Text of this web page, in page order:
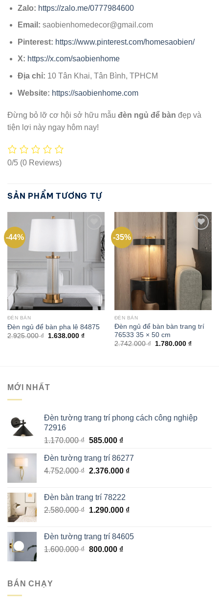
Zalo: https://zalo.me/0777984600
Email: saobienhomedecor@gmail.com
Pinterest: https://www.pinterest.com/homesaobien/
X: https://x.com/saobienhome
Địa chỉ: 10 Tân Khai, Tân Bình, TPHCM
Website: https://saobienhome.com
Đừng bỏ lỡ cơ hội sở hữu mẫu đèn ngủ để bàn đẹp và
tiện lợi này ngay hôm nay!
0/5 (0 Reviews)
SẢN PHẨM TƯƠNG TỰ
-44%
ĐÈN BÀN
Đèn ngủ để bàn pha lê 84875
2.925.000₫
Giá
1.638.000 ₫Giá
-35%
Add to
wishlist
ĐÈN BÀN
Đèn ngủ để bàn bàn trang trí
76533 35 × 50 cm
2.742.000₫
Giá
1.780.000 ₫Giá
MỚI NHẤT
Đèn tường trang trí phong cách công nghiệp
72916
1.170.000₫ Giá
là:
1.170.000 ₫.
585.000 ₫Giá
tại
là:
Đèn tường trang trí 86277
4.752.000₫ Giá
4.752.000 ₫.
2.376.000 ₫Giá
2.376.000 ₫.
Đèn bàn trang trí 78222
2.580.000₫ Giá
2.580.000 ₫.
1.290.000 ₫Giá
là:
Đèn tường trang trí 84605
1.600.000₫ Giá
800.000 ₫Giá
BÁN CHẠY